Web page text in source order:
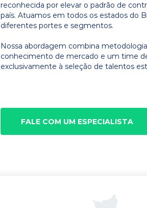
reconhecida por elevar o padrão de
país. Atuamos em todos os estados do
diferentes portes e segmentos.
Nossa abordagem combina
conhecimento de mercado e um time
exclusivamente à seleção de talentos
FALE COM UM ESPECIALISTA